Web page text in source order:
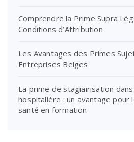
Comprendre la Prime Supra
Conditions d’Attribution
Les Avantages des Primes
Entreprises Belges
La prime de stagiairisation
hospitalière : un avantage pour
santé en formation